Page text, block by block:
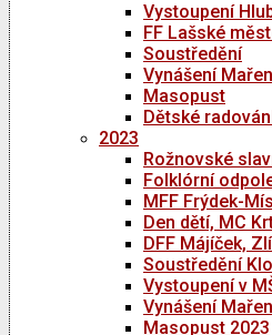
Vystoupení
FF Lašské
Soustředění
Vynášení
Masopust
Dětské
2023
Rožnovské
Folklórní
MFF Frýdek-
Den dětí, MC
DFF Májíček,
Soustředění
Vystoupení v
Vynášení
Masopust 2023